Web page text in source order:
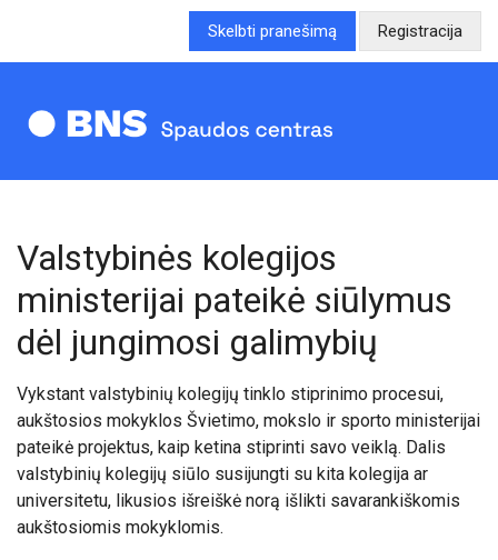
Skelbti pranešimą Registracija
Valstybinės kolegijos
ministerijai pateikė siūlymus
dėl jungimosi galimybių
Vykstant valstybinių kolegijų tinklo stiprinimo procesui,
aukštosios mokyklos Švietimo, mokslo ir sporto ministerijai
pateikė projektus, kaip ketina stiprinti savo veiklą. Dalis
valstybinių kolegijų siūlo susijungti su kita kolegija ar
universitetu, likusios išreiškė norą išlikti savarankiškomis
aukštosiomis mokyklomis.